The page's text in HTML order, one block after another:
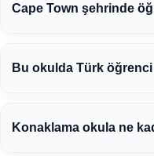
Cape Town şehrinde
Bu okulda Türk öğrenci
Konaklama okula ne